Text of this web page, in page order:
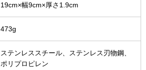
その他
19cm×幅9cm×厚さ1.9cm
473g
ステンレススチール、ステンレス刃物鋼、
ポリプロピレン